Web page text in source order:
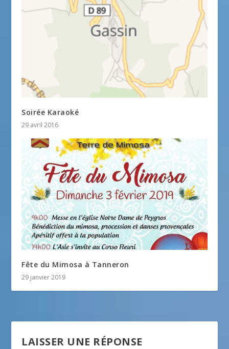
Soirée Karaoké
29 avril 2016
Fête du Mimosa à Tanneron
29 janvier 2019
LAISSER UNE RÉPONSE